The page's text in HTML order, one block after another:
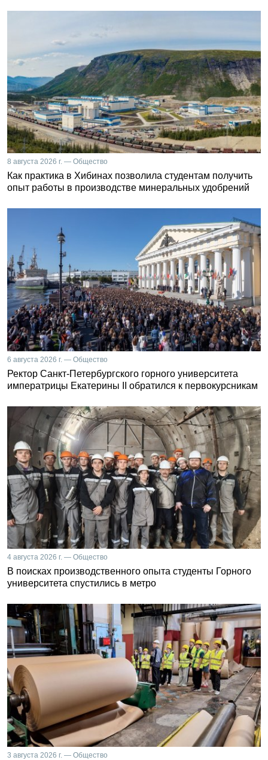
8 августа 2026 г. — Общество
Как практика в Хибинах позволила студентам получить
опыт работы в производстве минеральных удобрений
6 августа 2026 г. — Общество
Ректор Санкт-Петербургского горного университета
императрицы Екатерины II обратился к первокурсникам
4 августа 2026 г. — Общество
В поисках производственного опыта студенты Горного
университета спустились в метро
3 августа 2026 г. — Общество